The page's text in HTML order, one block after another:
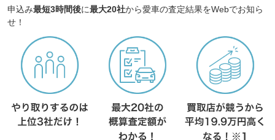
申込み最短3時間後に最大20社から愛車の査定結果をWebでお知ら
せ！